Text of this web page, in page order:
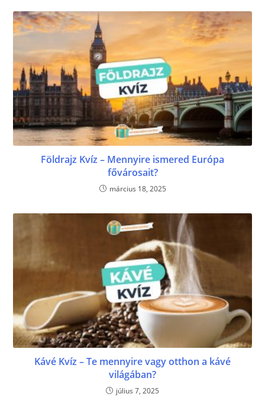
Földrajz Kvíz – Mennyire ismered Európa
fővárosait?
március 18, 2025
Kávé Kvíz – Te mennyire vagy otthon a kávé
világában?
július 7, 2025